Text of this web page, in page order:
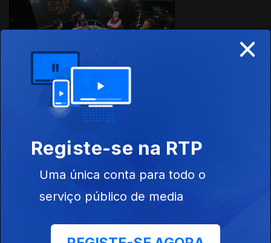
×
Registe-se na RTP
Uma única conta para todo o
serviço público de media